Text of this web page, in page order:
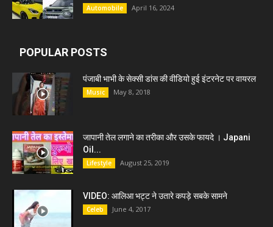
Automobile April 16, 2024
POPULAR POSTS
पंजाबी भाभी के सेक्सी डांस की वीडियो हुई इंटरनेट पर वायरल
Music May 8, 2018
जापानी तेल लगाने का तरीका और उसके फायदे । Japani
Oil...
Lifestyle August 25, 2019
VIDEO: आलिआ भट्ट ने उतारे कपड़े सबके सामने
Celeb June 4, 2017